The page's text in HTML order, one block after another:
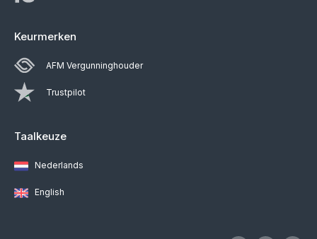
Keurmerken
AFM Vergunninghouder
Trustpilot
Taalkeuze
Nederlands
English